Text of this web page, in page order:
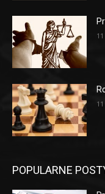
POPULARNE